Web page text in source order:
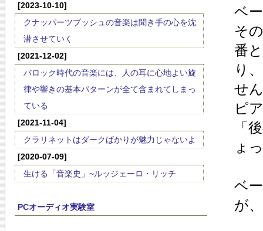
[2023-10-10]
クナッパーツブッシュの音楽は聞き手の心を沈
潜させていく
[2021-12-02]
バロック時代の音楽には、人の耳に心地よい旋
律や響きの基本パターンが全て含まれてしまっ
ている
[2021-11-04]
クラリネットはダークばかりが魅力じゃないよ
[2020-07-09]
生ける「音楽史」~ルッジェーロ・リッチ
PCオーディオ実験室
ベ
そ
番
り
せ
ピ
「
ょ
ベ
が